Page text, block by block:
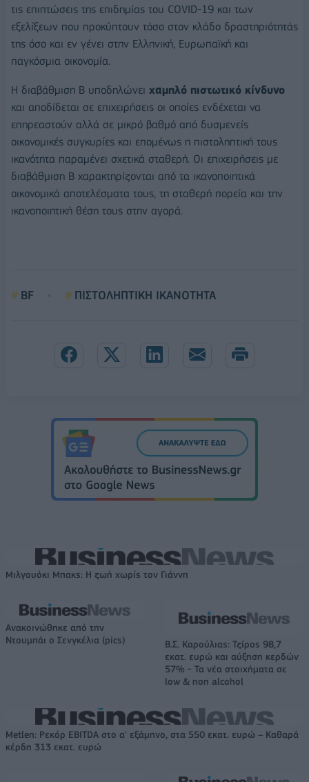
τις επιπτώσεις της επιδημίας του COVID-19 και των
εξελίξεων που προκύπτουν τόσο στον κλάδο δραστηριότητάς
της όσο και εν γένει στην Ελληνική, Ευρωπαϊκή και
παγκόσμια οικονομία.
Η διαβάθμιση Β υποδηλώνει χαμηλό πιστωτικό κίνδυνο
και αποδίδεται σε επιχειρήσεις οι οποίες ενδέχεται να
επηρεαστούν αλλά σε µικρό βαθµό από δυσμενείς
οικονομικές συγκυρίες και επομένως η πιστοληπτική τους
ικανότητα παραμένει σχετικά σταθερή. Οι επιχειρήσεις µε
διαβάθμιση Β χαρακτηρίζονται από τα ικανοποιητικά
οικονομικά αποτελέσματα τους, τη σταθερή πορεία και την
ικανοποιητική θέση τους στην αγορά.
BF ΠΙΣΤΟΛΗΠΤΙΚΗ ΙΚΑΝΟΤΗΤΑ
Μιλγουόκι Μπακς: Η ζωή χωρίς τον Γιάννη
Ανακοινώθηκε από την
Ντουμπάι ο Σενγκέλια (pics)
Β.Σ. Καρούλιας: Τζίρος 98,7
εκατ. ευρώ και αύξηση κερδών
57% - Τα νέα στοιχήματα σε
low & non alcohol
Metlen: Ρεκόρ EBITDA στο α' εξάμηνο, στα 550 εκατ. ευρώ – Καθαρά
κέρδη 313 εκατ. ευρώ